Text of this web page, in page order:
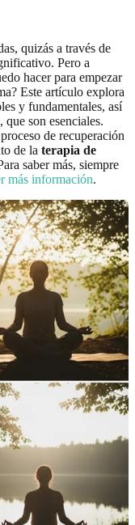
quizás a través de
Pero a
hacer para empezar
Este artículo explora
y fundamentales, así
, que son esenciales.
de recuperación
de la terapia de
saber más, siempre
más información.